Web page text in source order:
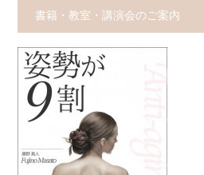
書籍・教室・講演会のご案内